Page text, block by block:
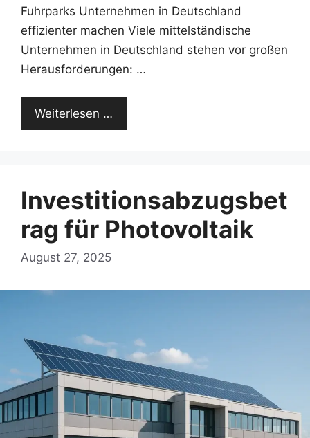
Fuhrparks Unternehmen in Deutschland
effizienter machen Viele mittelständische
Unternehmen in Deutschland stehen vor großen
Herausforderungen: …
Weiterlesen …
Investitionsabzugsbet
rag für Photovoltaik
August 27, 2025